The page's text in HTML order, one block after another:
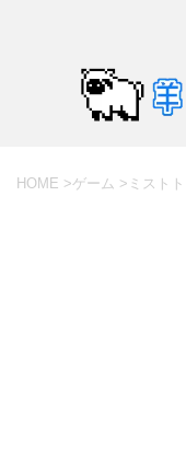
HOME >ゲーム > ミスト